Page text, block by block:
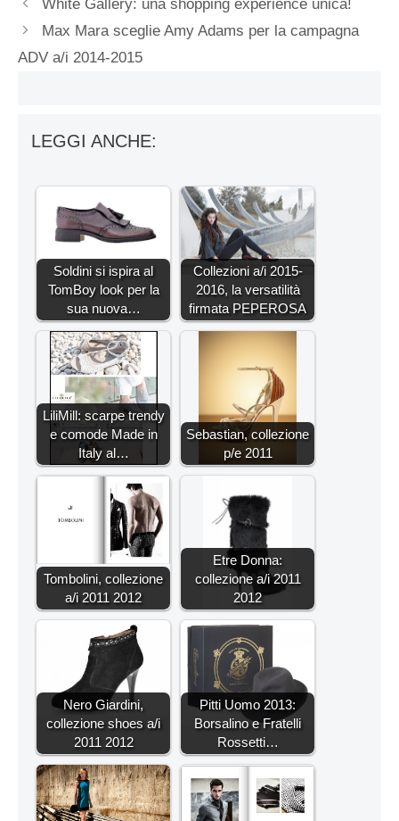
White Gallery: una shopping experience unica!
Max Mara sceglie Amy Adams per la campagna
ADV a/i 2014-2015
LEGGI ANCHE:
Soldini si ispira al
TomBoy look per la
sua nuova…
Collezioni a/i 2015-
2016, la versatilità
firmata PEPEROSA
LiliMill: scarpe trendy
e comode Made in
Italy al…
Sebastian, collezione
p/e 2011
Tombolini, collezione
a/i 2011 2012
Etre Donna:
collezione a/i 2011
2012
Nero Giardini,
collezione shoes a/i
2011 2012
Pitti Uomo 2013:
Borsalino e Fratelli
Rossetti…